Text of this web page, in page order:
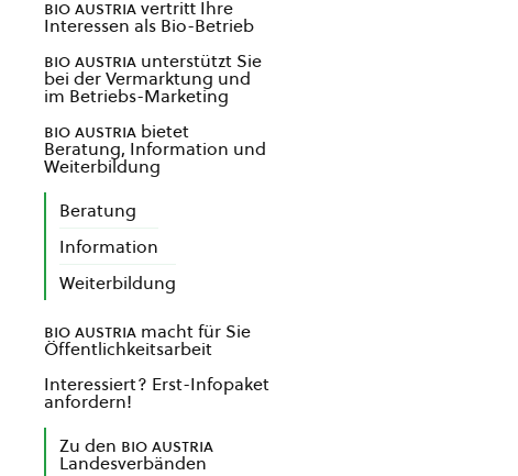
bio austriavertritt Ihre
Interessen als Bio-Betrieb
bio austria unterstützt Sie
bei der Vermarktung und
im Betriebs-Marketing
bio austria bietet
Beratung, Information und
Weiterbildung
Beratung
Information
Weiterbildung
bio austria macht für Sie
Öffentlichkeitsarbeit
Interessiert? Erst-Infopaket
anfordern!
Zu den bio austria
Landesverbänden